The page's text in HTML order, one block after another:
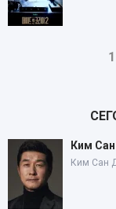
Ким
Ким Сан